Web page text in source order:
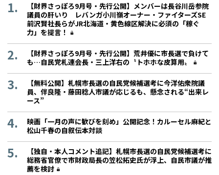
【財界さっぽろ9月号・先行公開】メンバーは長谷川岳参院
議員の肝いり レバンガ小川嶺オーナー・ファイターズSE
前沢賢社長らがJR北海道・黄色線区解決に必須の「稼ぐ
力」を提言！
【財界さっぽろ9月号・先行公開】荒井優に市長選で負けて
も…自民党札連会長・三上洋右の〝トホホな皮算用〟
【無料公開】札幌市長選の自民党候補選考に今洋佑衆院議
員、伴良隆・藤田稔人市議が応じるも、懸念される“出来レ
ース”
映画「一月の声に歓びを刻め」公開記念！カルーセル麻紀と
松山千春の自叙伝本対談
【独自・本人コメント追記】札幌市長選の自民党候補選考に
総務省官僚で市財政局長の笠松拓史氏が浮上、自民市議が推
薦を検討